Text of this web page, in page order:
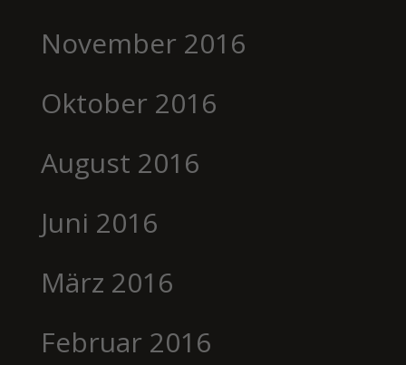
November 2016
Oktober 2016
August 2016
Juni 2016
März 2016
Februar 2016